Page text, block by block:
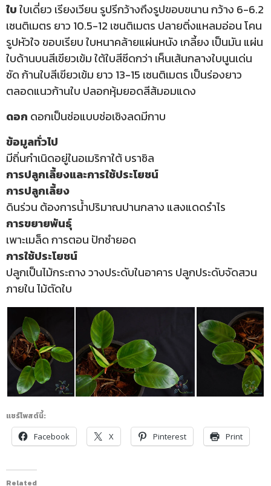
ใบใบเดี่ยว เรียงเวียน รูปรีกว้างถึงรูปขอบขนาน กว้าง 6-6.2
เซนติเมตร ยาว 10.5-12 เซนติเมตร ปลายติ่งแหลมอ่อน โคน
รูปหัวใจ ขอบเรียบ ใบหนาคล้ายแผ่นหนัง เกลี้ยง เป็นมัน แผ่น
ใบด้านบนสีเขียวเข้ม ใต้ใบสีซีดกว่า เห็นเส้นกลางใบนูนเด่น
ชัด ก้านใบสีเขียวเข้ม ยาว 13-15 เซนติเมตร เป็นร่องยาว
ตลอดแนวก้านใบ ปลอกหุ้มยอดสีส้มอมแดง
ดอก ดอกเป็นช่อแบบช่อเชิงลดมีกาบ
ข้อมูลทั่วไป
มีถิ่นกำเนิดอยู่ในอเมริกาใต้ บราซิล
การปลูกเลี้ยงและการใช้ประโยชน์
การปลูกเลี้ยง
ดินร่วน ต้องการน้ำปริมาณปานกลาง แสงแดดรำไร
การขยายพันธุ์
เพาะเมล็ด การตอน ปักชำยอด
การใช้ประโยชน์
ปลูกเป็นไม้กระถาง วางประดับในอาคาร ปลูกประดับจัดสวน
ภายใน ไม้ตัดใบ
แชร์โพสต์นี้:
Facebook
X Pinterest Print
Related